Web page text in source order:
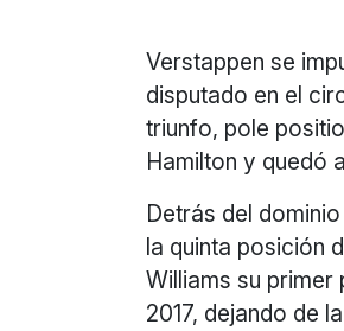
Verstappen se
disputado en el
triunfo, pole
Hamilton y quedó
Detrás del
la quinta posición
Williams su
2017, dejando de